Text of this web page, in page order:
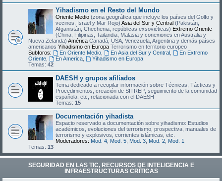
Yihadismo en el Resto del Mundo
Oriente Medio (zona geográfica que incluye los países del Golfo y
vecinos, Israel y Mar Rojo) Asia del Sur y Central (Pakistán,
Afganistán, Chechenia, repúblicas exsoviéticas) Extremo Oriente
(China, Filipinas, Tailandia, Malasia y conexiones en Australia y
Nueva Zelanda) América Canadá, USA, Venezuela, Argentina y demás países
americanos Yihadismo en Europa Terrorismo en territorio europeo
Subforos:
En Oriente Medio, En Asia del Sur y Central,
En Extremo
Oriente
En America,
Yihadismo en Europa
Temas: 42
DAESH y grupos afiliados
Tema dedicado a recopilar información sobre Técnicas, Tácticas y
Procedimientos; creación de SITREP; seguimiento de la comunidad
española, etc, relacionada con el DAESH
Temas: 15
Documentación yihadista
Espacio reservado a documentación sobre yihadismo: Estudios
académicos, evoluciones del terrorismo, prospectiva, manuales de
terrorismo y explosivos, corrientes islámicas, etc.
Moderadores: Mod. 4 Mod. 5 Mod. 3 Mod. 2 Mod. 1
Temas: 13
SEGURIDAD EN LAS TIC, RECURSOS DE INTELIGENCIA E
INFRAESTRUCTURAS CRÍTICAS